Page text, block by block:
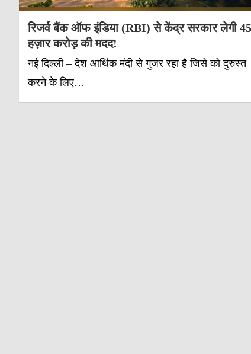
रिजर्व बैंक ऑफ इंडिया (RBI) से केंद्र सरकार लेगी 45
हज़ार करोड़ की मदद!
नई दिल्ली – देश आर्थिक मंदी से गुजर रहा है जिसे को दुरुस्त
करने के लिए…